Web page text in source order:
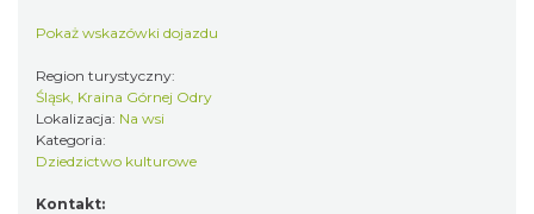
Pokaż wskazówki dojazdu
Region turystyczny:
Śląsk, Kraina Górnej Odry
Lokalizacja: Na wsi
Kategoria:
Dziedzictwo kulturowe
Kontakt: